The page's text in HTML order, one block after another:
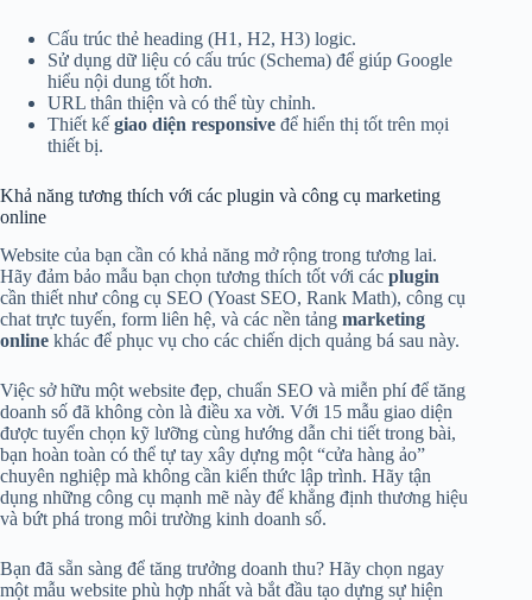
Cấu trúc thẻ heading (H1, H2, H3) logic.
Sử dụng dữ liệu có cấu trúc (Schema) để giúp Google
hiểu nội dung tốt hơn.
URL thân thiện và có thể tùy chỉnh.
Thiết kế giao diện responsive để hiển thị tốt trên mọi
thiết bị.
Khả năng tương thích với các plugin và công cụ marketing
online
Website của bạn cần có khả năng mở rộng trong tương lai.
Hãy đảm bảo mẫu bạn chọn tương thích tốt với các plugin
cần thiết như công cụ SEO (Yoast SEO, Rank Math), công cụ
chat trực tuyến, form liên hệ, và các nền tảng marketing
online khác để phục vụ cho các chiến dịch quảng bá sau này.
Việc sở hữu một website đẹp, chuẩn SEO và miễn phí để tăng
doanh số đã không còn là điều xa vời. Với 15 mẫu giao diện
được tuyển chọn kỹ lưỡng cùng hướng dẫn chi tiết trong bài,
bạn hoàn toàn có thể tự tay xây dựng một “cửa hàng ảo”
chuyên nghiệp mà không cần kiến thức lập trình. Hãy tận
dụng những công cụ mạnh mẽ này để khẳng định thương hiệu
và bứt phá trong môi trường kinh doanh số.
Bạn đã sẵn sàng để tăng trưởng doanh thu? Hãy chọn ngay
một mẫu website phù hợp nhất và bắt đầu tạo dựng sự hiện